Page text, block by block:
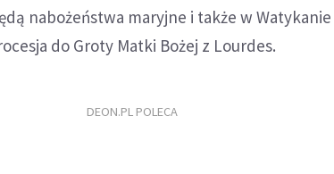
nabożeństwa maryjne i także w
do Groty Matki Bożej z Lourdes.
DEON.PL POLECA